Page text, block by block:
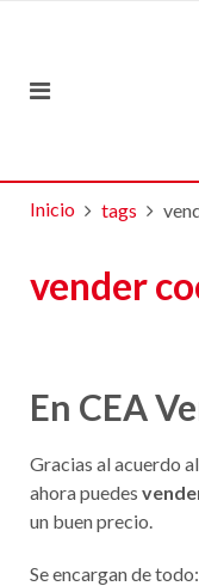
Inicio tags
vender
En CEA
Gracias al acuerdo
ahora puedes
un buen precio.
Se encargan de todo: